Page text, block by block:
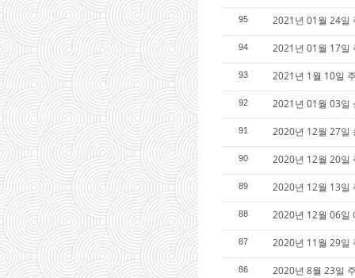
95 2021년 01월 24일
94 2021년 01월 17일
93 2021년 1월 10일
92 2021년 01월 03일
91 2020년 12월 27일
90 2020년 12월 20일
89 2020년 12월 13일
88 2020년 12월 06일
87 2020년 11월 29일
86 2020년 8월 23일